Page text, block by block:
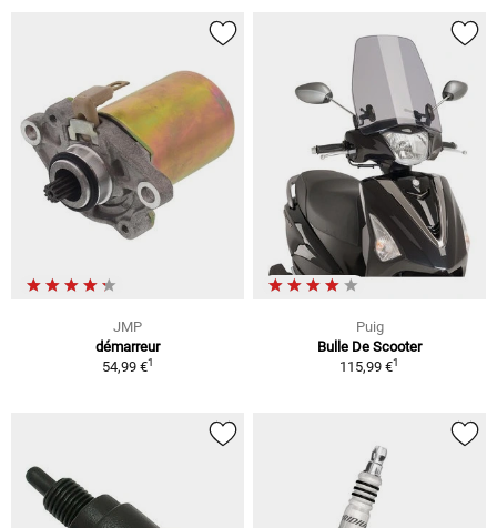
JMP
démarreur
54,99 €1
Puig
Bulle De Scooter
115,99 €1